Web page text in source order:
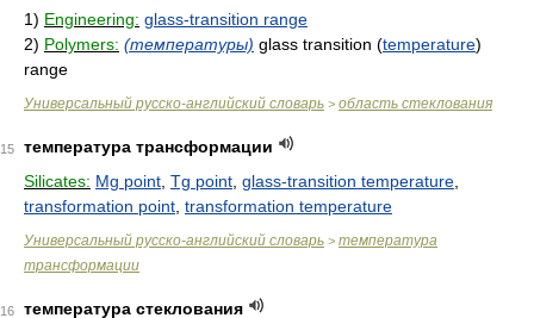
1) Engineering: glass-transition range
2) Polymers: (температуры) glass transition (temperature)
range
Универсальный русско-английский словарь > область стеклования
15
температура трансформации
Silicates: Mg point Tg point glass-transition temperature
transformation point transformation temperature
Универсальный русско-английский словарь > температура
трансформации
16
температура стеклования